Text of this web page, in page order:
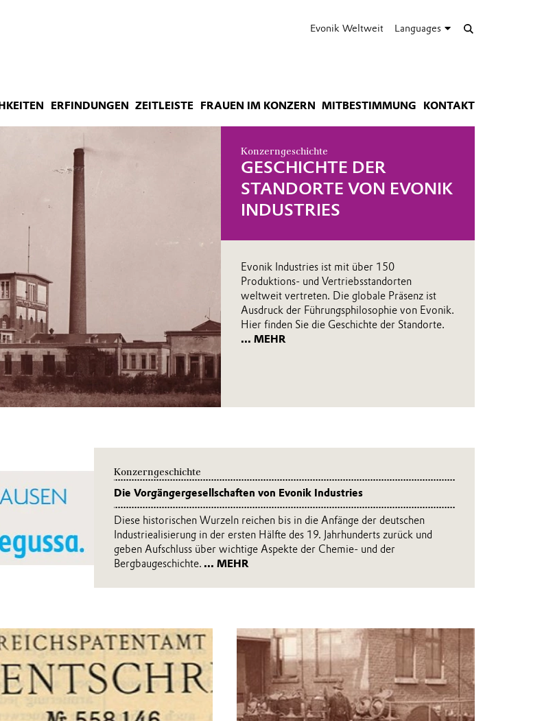
Evonik Weltweit Languages
ERFINDUNGEN ZEITLEISTE FRAUEN IM KONZERN MITBESTIMMUNG KONTAKT
Konzerngeschichte
GESCHICHTE DER
STANDORTE VON EVONIK
INDUSTRIES
Evonik Industries ist mit über 150
Produktions- und Vertriebsstandorten
weltweit vertreten. Die globale Präsenz ist
Ausdruck der Führungsphilosophie von Evonik.
Hier finden Sie die Geschichte der Standorte.
... MEHR
Konzerngeschichte
Die Vorgängergesellschaften von Evonik Industries
Diese historischen Wurzeln reichen bis in die Anfänge der deutschen
Industriealisierung in der ersten Hälfte des 19. Jahrhunderts zurück und
geben Aufschluss über wichtige Aspekte der Chemie- und der
Bergbaugeschichte. ... MEHR